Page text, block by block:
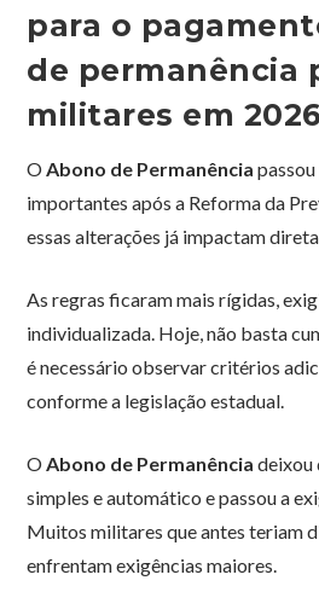
para o
de permanência
militares em
O Abono de Permanência
importantes após a Reforma da
essas alterações já impactam
As regras ficaram mais rígidas,
individualizada. Hoje, não basta
é necessário observar critérios
conforme a legislação estadual.
O Abono de Permanência deixou
simples e automático e passou a
Muitos militares que antes teriam
enfrentam exigências maiores.